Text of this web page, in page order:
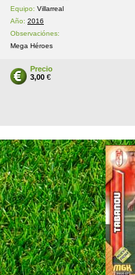
Equipo: Villarreal
Año: 2016
Observaciónes:
Mega Héroes
Precio
3,00 €